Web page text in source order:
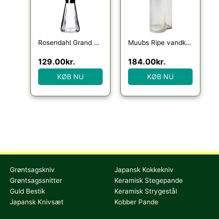
Rosendahl Grand Cru Vandkaraffel
129.00kr.
KØB NU
Muubs Ripe vandkaraffel
184.00kr.
KØB NU
Grøntsagskniv
Grøntsagssnitter
Guld Bestik
Japansk Knivsæt
Japansk Kokkekniv
Keramisk Stegepande
Keramisk Strygestål
Kobber Pande